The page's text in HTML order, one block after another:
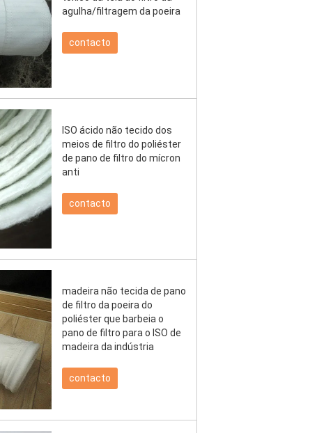
agulha/filtragem da poeira
contacto
ISO ácido não tecido dos
meios de filtro do poliéster
de pano de filtro do mícron
anti
contacto
madeira não tecida de pano
de filtro da poeira do
poliéster que barbeia o
pano de filtro para o ISO de
madeira da indústria
contacto